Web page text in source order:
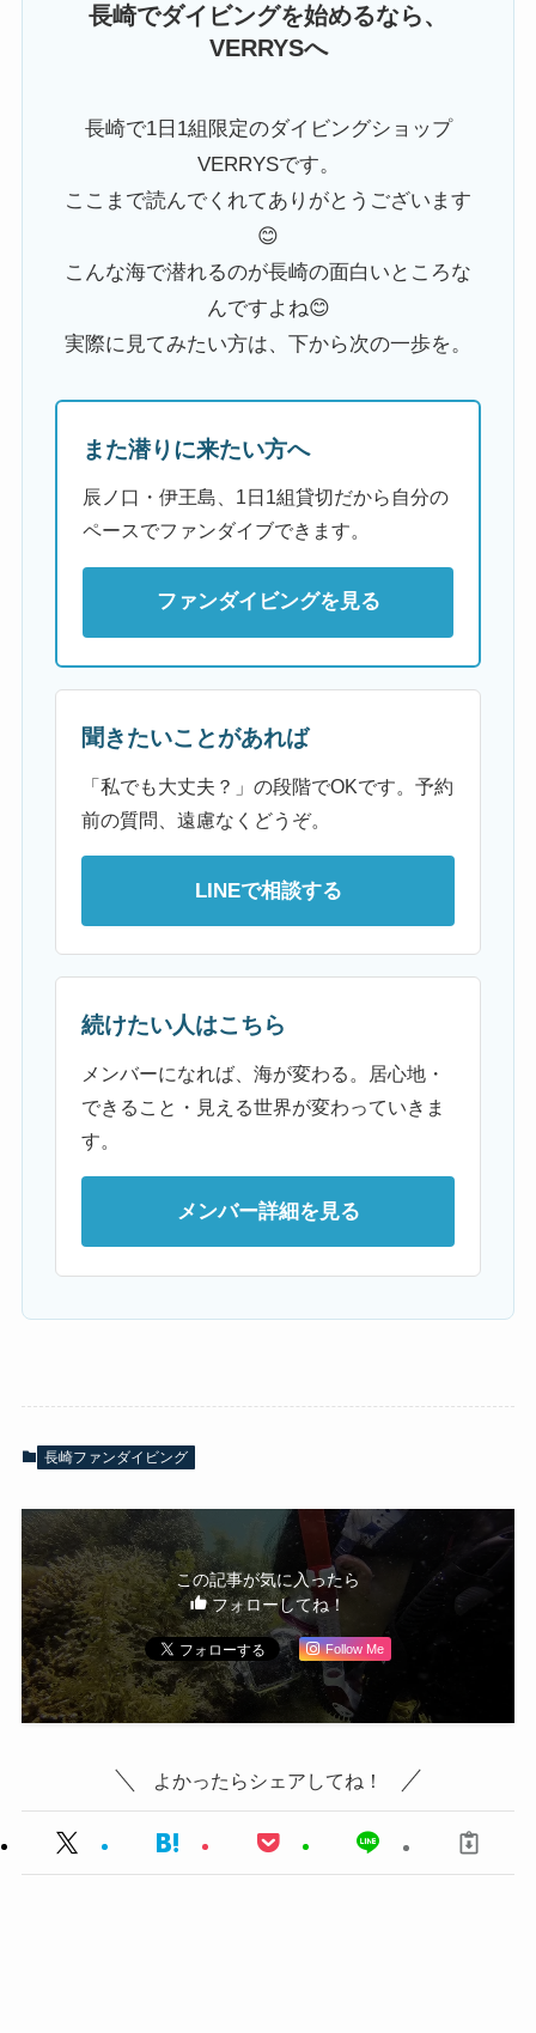
長崎でダイビングを始めるなら、
VERRYSへ
長崎で1日1組限定のダイビングショップ
VERRYSです。
ここまで読んでくれてありがとうございます
😊
こんな海で潜れるのが長崎の面白いところな
んですよね😊
実際に見てみたい方は、下から次の一歩を。
また潜りに来たい方へ
辰ノ口・伊王島、1日1組貸切だから自分の
ペースでファンダイブできます。
ファンダイビングを見る
聞きたいことがあれば
「私でも大丈夫？」の段階でOKです。予約
前の質問、遠慮なくどうぞ。
LINEで相談する
続けたい人はこちら
メンバーになれば、海が変わる。居心地・
できること・見える世界が変わっていきま
す。
メンバー詳細を見る
長崎ファンダイビング
この記事が気に入ったら
フォローしてね！
Follow Me
よかったらシェアしてね！